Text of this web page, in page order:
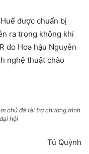
được chuẩn bị
ra trong không khí
do Hoa hậu Nguyễn
nghệ thuật chào
chủ đã tài trợ chương trình
hội
Tú Quỳnh